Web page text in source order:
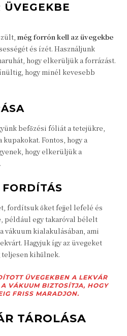
ÜVEGEKBE
még forrón kell az üvegekbe
és ízét. Használjunk
hogy elkerüljük a forrázást.
hogy minél kevesebb
befőzési fóliát a tetejükre,
kupakokat. Fontos, hogy a
hogy elkerüljük a
fordítsuk őket fejjel lefelé és
például egy takaróval bélelt
vákuum kialakulásában, ami
Hagyjuk így az üvegeket
teljesen kihűlnek.
ÜVEGEKBEN A LEKVÁR
VÁKUUM BIZTOSÍTJA, HOGY
FRISS MARADJON.
TÁROLÁSA